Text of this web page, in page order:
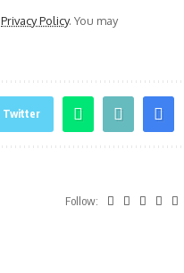
Privacy Policy. You may
Twitter
Follow: